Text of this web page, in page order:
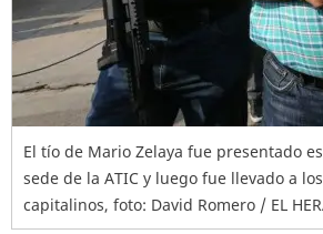
El tío de Mario Zelaya fue presentado
sede de la ATIC y luego fue llevado a
capitalinos, foto: David Romero / EL